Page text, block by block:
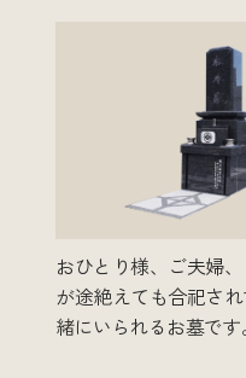
おひとり様、ご夫婦
が途絶えても合祀さ
緒にいられるお墓です